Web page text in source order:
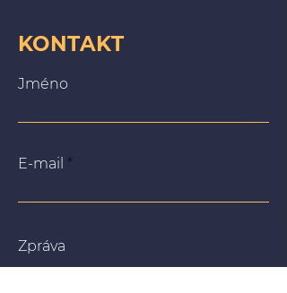
KONTAKT
Jméno
E-mail
Zpráva